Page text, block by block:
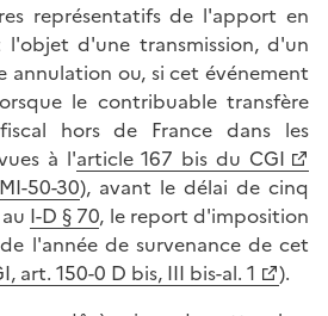
représentatifs de l'apport en
l'objet d'une transmission, d'un
annulation ou, si cet événement
le contribuable transfère
hors de France dans les
à l'article 167 bis du CGI
50-30), avant le délai de cinq
I-D § 70, le report d'imposition
l'année de survenance de cet
art. 150-0 D bis, III bis-al. 1
).